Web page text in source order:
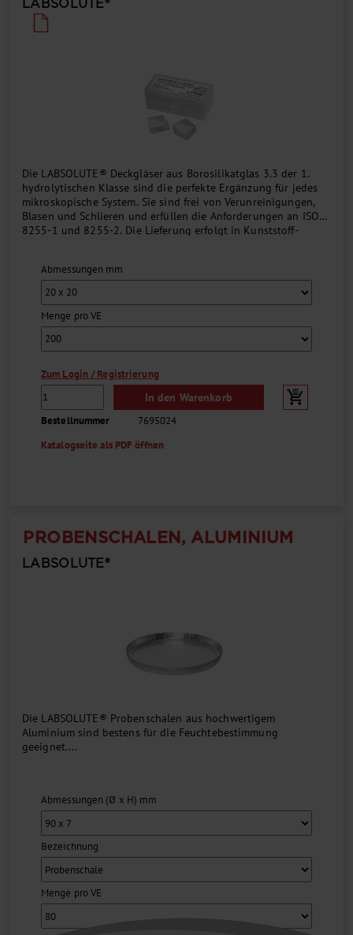
LABSOLUTE®
Die LABSOLUTE® Deckgläser aus Borosilikatglas 3.3 der 1.
hydrolytischen Klasse sind die perfekte Ergänzung für jedes
mikroskopische System. Sie sind frei von Verunreinigungen,
Blasen und Schlieren und erfüllen die Anforderungen an ISO
8255-1 und 8255-2. Die Lieferung erfolgt in Kunststoff-
Abmessungen mm
Menge pro VE
Zum Login / Registrierung
In den Warenkorb
Bestellnummer
7695024
Katalogseite als PDF öffnen
PROBENSCHALEN, ALUMINIUM
LABSOLUTE®
Die LABSOLUTE® Probenschalen aus hochwertigem
Aluminium sind bestens für die Feuchtebestimmung
geeignet....
Abmessungen (Ø x H) mm
Bezeichnung
Menge pro VE